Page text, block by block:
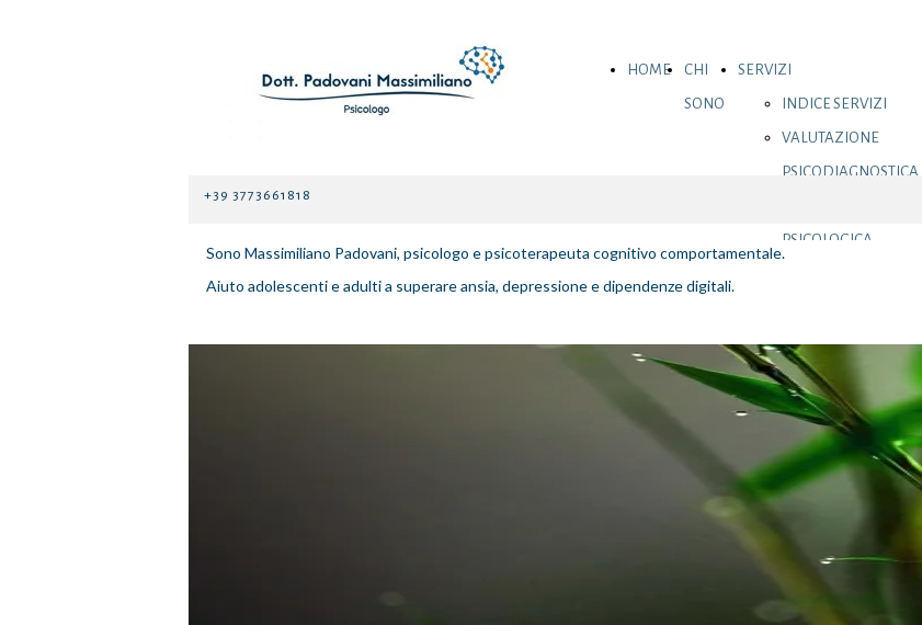
HOME CHI
SONO
SERVIZI
INDICE SERVIZI
VALUTAZIONE
PSICODIAGNOSTICA
PSICOLOGICA
ONLINE
MBSR
EMDR- TRAUMA E
LUTTO
PREVENZIONE E
SUPPORTO
PSICOLOGICO
+39 3773661818
Sono Massimiliano Padovani, psicologo e psicoterapeuta cognitivo comportamentale.
Aiuto adolescenti e adulti a superare ansia, depressione e dipendenze digitali.